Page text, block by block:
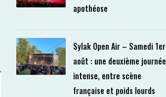
apothéose
Sylak Open Air – Samedi 1er
août : une deuxième journée
intense, entre scène
française et poids lourds